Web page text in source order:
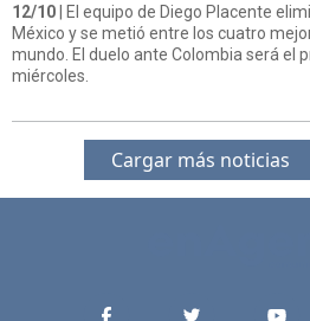
12/10 | El equipo de Diego Placente
México y se metió entre los cuatro
mundo. El duelo ante Colombia será el
miércoles.
Cargar más noticias